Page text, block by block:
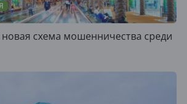
схема мошенничества среди